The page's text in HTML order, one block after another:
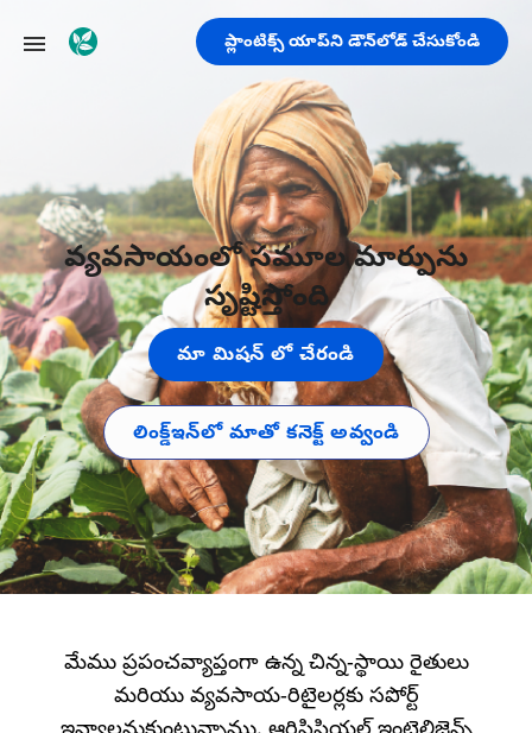
ప్లాంటిక్స్ యాప్‌ని డౌన్‌లోడ్ చేసుకోండి
వ్యవసాయంలో సమూల మార్పును
సృష్టిస్తోంది
మా మిషన్ లో చేరండి
లింక్డ్‌ఇన్‌లో మాతో కనెక్ట్ అవ్వండి
మేము ప్రపంచవ్యాప్తంగా ఉన్న చిన్న-స్థాయి రైతులు
మరియు వ్యవసాయ-రిటైలర్లకు సపోర్ట్